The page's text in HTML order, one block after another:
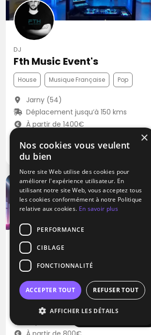
Afficher la carte
DJ
Fth Music Event's
House Musique Française Pop
Jarny (54)
Déplacement jusqu’à 150 kms
À partir de 1400€
Contacter
DJ / Artiste solo
DJ Néon
Disco Groove Dance
Arras (62)
×
Nos cookies vous veulent
du bien
Notre site Web utilise des cookies pour
améliorer l'expérience utilisateur. En
utilisant notre site Web, vous acceptez tous
les cookies conformément à notre Politique
relative aux cookies. En savoir plus
PERFORMANCE
CIBLAGE
FONCTIONNALITÉ
ACCEPTER TOUT REFUSER TOUT
AFFICHER LES DÉTAILS